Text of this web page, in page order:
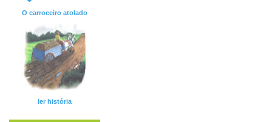
O carroceiro atolado
ler história